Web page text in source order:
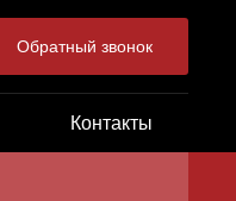
Обратный звонок
Контакты